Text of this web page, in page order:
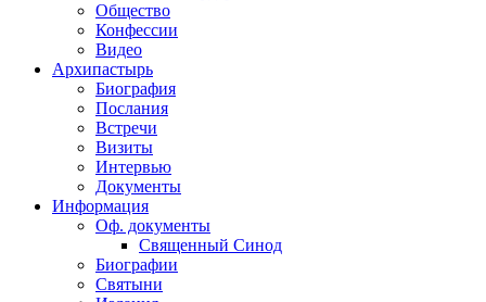
Общество
Конфессии
Видео
Архипастырь
Биография
Послания
Встречи
Визиты
Интервью
Документы
Информация
Оф. документы
Священный Синод
Биографии
Святыни